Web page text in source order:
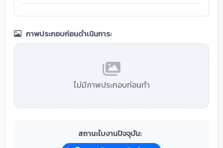
ภาพประกอบก่อนดำเนินการ:
ไม่มีภาพประกอบก่อนทำ
สถานะใบงานปัจจุบัน: